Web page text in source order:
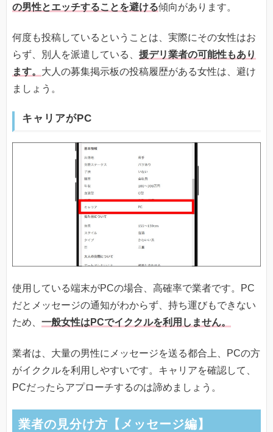
の男性とエッチすることを避ける傾向があります。
何度も投稿しているということは、実際にその女性はお
らず、別人を派遣している、 援デリ業者の可能性もあり
ます。 大人の募集掲示板の投稿履歴がある女性は、避け
ましょう。
キャリアがPC
使用している端末がPCの場合、高確率で業者です。PC
だとメッセージの通知がわからず、持ち運びもできない
ため、 一般女性はPCでイククルを利用しません。
業者は、大量の男性にメッセージを送る都合上、PCの方
がイククルを利用しやすいです。キャリアを確認して、
PCだったらアプローチするのは諦めましょう。
業者の見分け方【メッセージ編】